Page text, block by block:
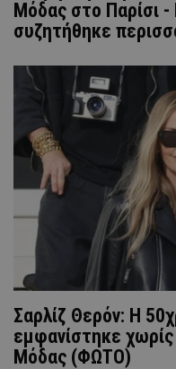
Μόδας στο Παρίσι
συζητήθηκε
Σαρλίζ Θερόν: Η
εμφανίστηκε
Μόδας (ΦΩΤΟ)